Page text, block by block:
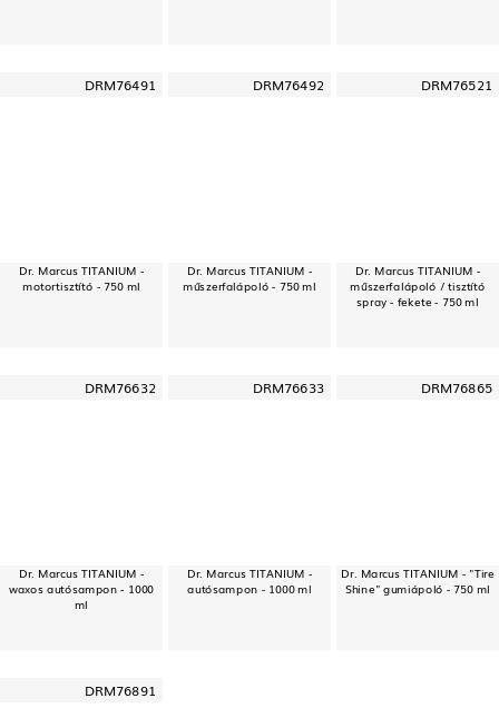
DRM76491
Dr. Marcus TITANIUM -
motortisztító - 750 ml
DRM76492
Dr. Marcus TITANIUM -
műszerfalápoló - 750 ml
DRM76521
Dr. Marcus TITANIUM -
műszerfalápoló / tisztító
spray - fekete - 750 ml
DRM76632
Dr. Marcus TITANIUM -
waxos autósampon - 1000
ml
DRM76633
Dr. Marcus TITANIUM -
autósampon - 1000 ml
DRM76865
Dr. Marcus TITANIUM - "Tire
Shine" gumiápoló - 750 ml
DRM76891